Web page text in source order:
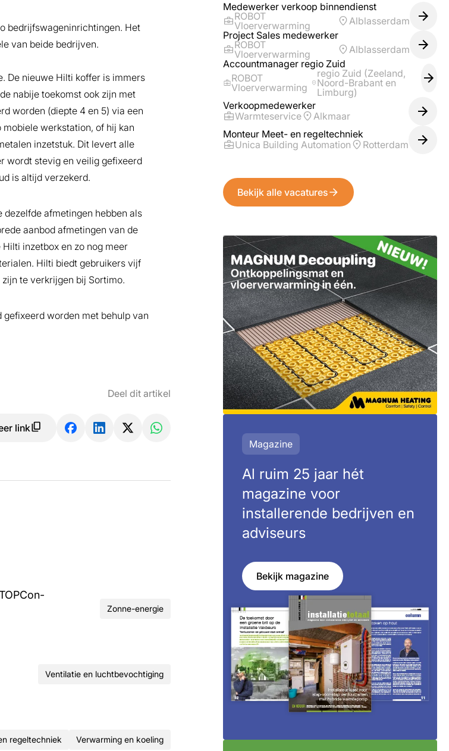
bedrijfswageninrichtingen. Het
van beide bedrijven.
De nieuwe Hilti koffer is immers
nabije toekomst ook zijn met
worden (diepte 4 en 5) via een
werkstation, of hij kan
inzetstuk. Dit levert alle
wordt stevig en veilig gefixeerd
is altijd verzekerd.
afmetingen hebben als
aanbod afmetingen van de
inzetbox en zo nog meer
Hilti biedt gebruikers vijf
te verkrijgen bij Sortimo.
worden met behulp van
Deel dit artikel
link
Zonne-energie
Ventilatie en luchtbevochtiging
regeltechniek Verwarming en koeling
Medewerker verkoop binnendienst
ROBOT
Vloerverwarming
Alblasserdam
Project Sales medewerker
ROBOT
Vloerverwarming
Alblasserdam
Accountmanager regio Zuid
ROBOT
Vloerverwarming
regio Zuid (Zeeland,
Noord-Brabant en
Limburg)
Verkoopmedewerker
Warmteservice
Alkmaar
Monteur Meet- en regeltechniek
Unica Building Automation
Rotterdam
Bekijk alle vacatures
Magazine
Al ruim 25 jaar hét
magazine voor
installerende bedrijven en
adviseurs
Bekijk magazine